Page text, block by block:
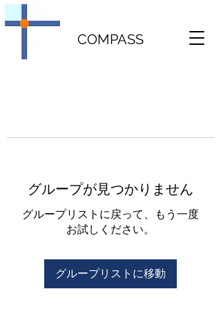
COMPASS
グループが見つかりません
グループリストに戻って、もう一度
お試しください。
グループリストに移動